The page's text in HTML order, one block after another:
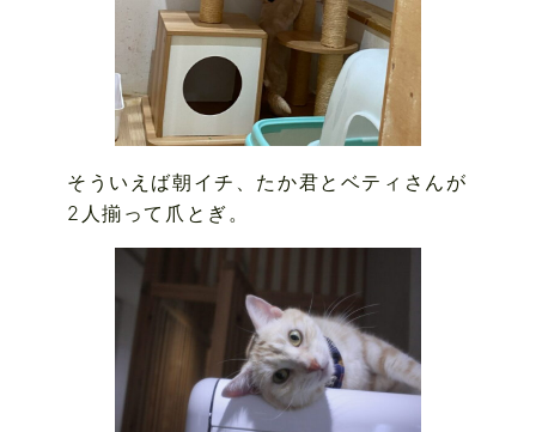
そういえば朝イチ、たか君とベティさんが
2人揃って爪とぎ。